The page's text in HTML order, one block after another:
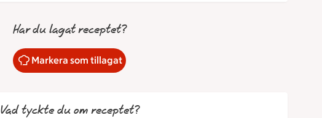
Har du lagat receptet?
Markera som tillagat
Vad tyckte du om receptet?